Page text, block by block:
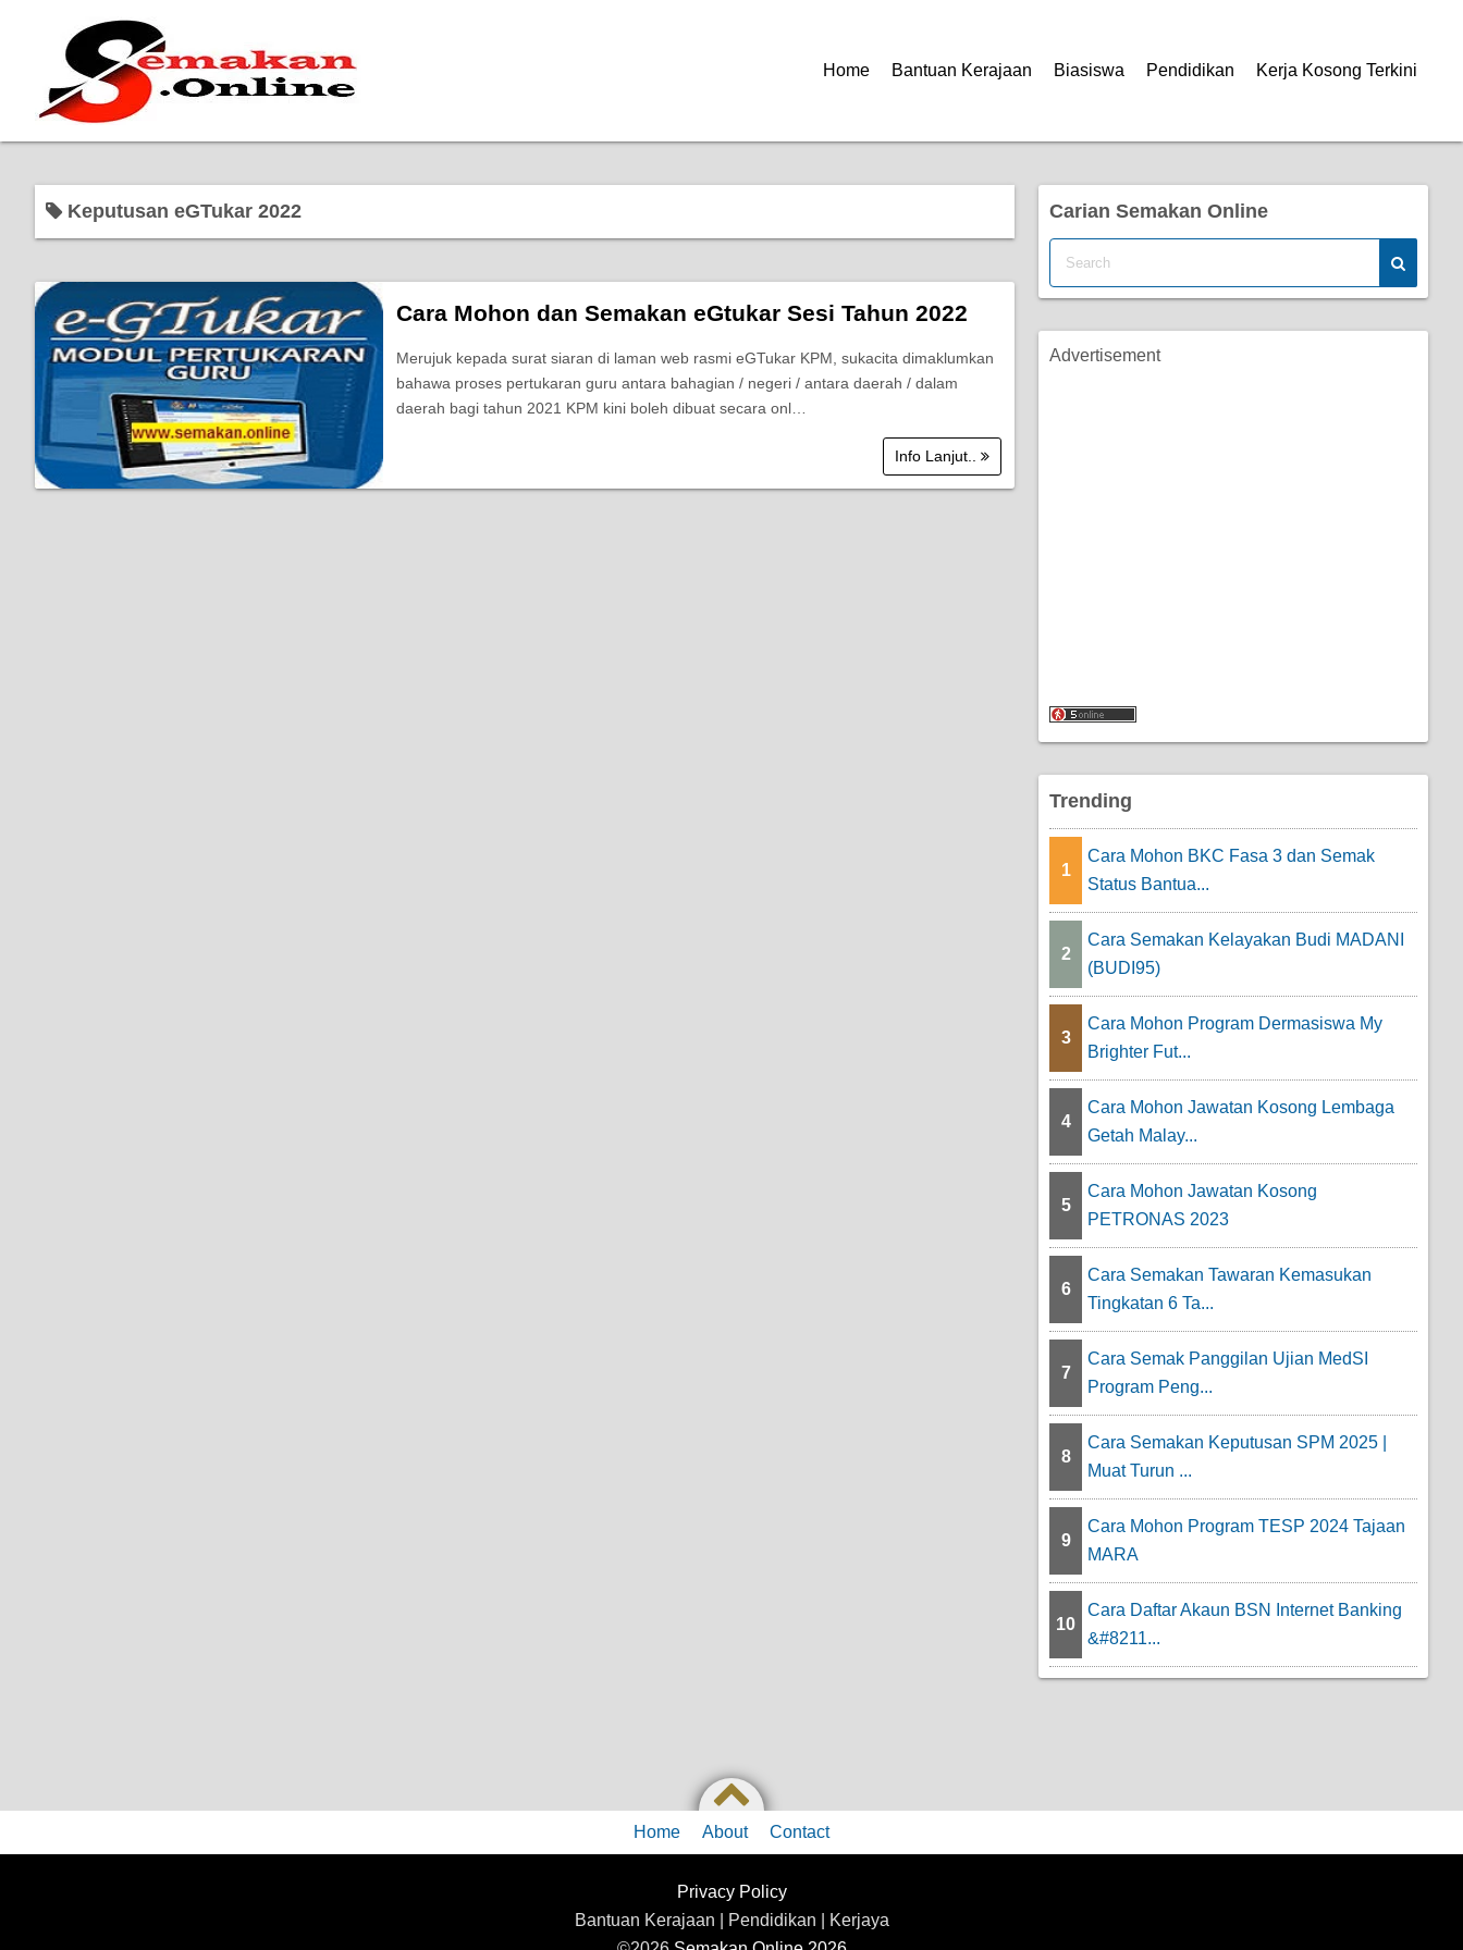
Home Bantuan Kerajaan Biasiswa Pendidikan Kerja Kosong Terkini
Keputusan eGTukar 2022
Cara Mohon dan Semakan eGtukar Sesi Tahun 2022
Merujuk kepada surat siaran di laman web rasmi eGTukar KPM, sukacita dimaklumkan
bahawa proses pertukaran guru antara bahagian / negeri / antara daerah / dalam
daerah bagi tahun 2021 KPM kini boleh dibuat secara onl…
Info Lanjut..
Carian Semakan Online
Advertisement
Trending
1
Cara Mohon BKC Fasa 3 dan Semak
Status Bantua...
2
Cara Semakan Kelayakan Budi MADANI
(BUDI95)
3
Cara Mohon Program Dermasiswa My
Brighter Fut...
4
Cara Mohon Jawatan Kosong Lembaga
Getah Malay...
5
Cara Mohon Jawatan Kosong
PETRONAS 2023
6
Cara Semakan Tawaran Kemasukan
Tingkatan 6 Ta...
7
Cara Semak Panggilan Ujian MedSI
Program Peng...
8
Cara Semakan Keputusan SPM 2025 |
Muat Turun ...
9
Cara Mohon Program TESP 2024 Tajaan
MARA
10
Cara Daftar Akaun BSN Internet Banking
&#8211...
Home About Contact
Privacy Policy
Bantuan Kerajaan | Pendidikan | Kerjaya